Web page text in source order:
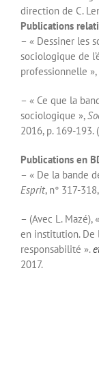
direction de C.
Publications
– « Dessiner les
sociologique de
professionnelle »,
– « Ce que la
sociologique »,
2016, p. 169-193. (
Publications en
– « De la bande
Esprit, n° 317-
– (Avec L. Mazé),
en institution. De
responsabilité ».
2017.